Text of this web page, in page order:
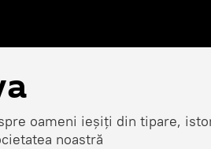
oameni ieșiți din tipare,
noastră